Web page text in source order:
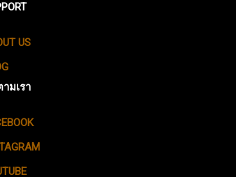
US
มเรา